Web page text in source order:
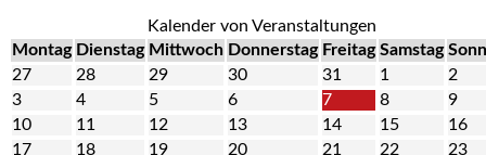
Kalender von Veranstaltungen
Montag Dienstag Mittwoch Donnerstag Freitag Samstag
27
28 29 30 31 1
2
3
4 5 6 7 8
9
10
11 12 13 14 15
16
17
18 19 20 21 22
23